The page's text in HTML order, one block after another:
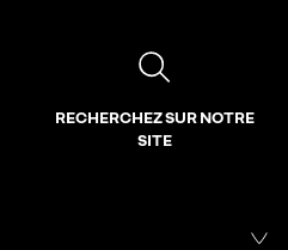
RECHERCHEZ SUR NOTRE
SITE